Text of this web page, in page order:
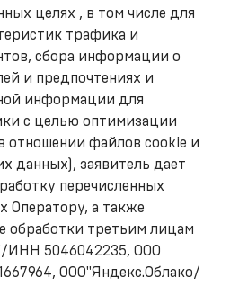
целях , в том числе для
трафика и
сбора информации о
и предпочтениях и
информации для
с целью оптимизации
отношении файлов cookie и
данных), заявитель дает
перечисленных
Оператору, а также
обработки третьим лицам
ИНН 5046042235, ООО
ООО"Яндекс.Облако/